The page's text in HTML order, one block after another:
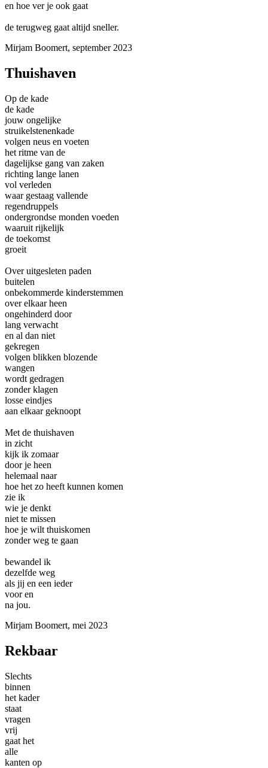
en hoe ver je ook gaat
de terugweg gaat altijd sneller.
Mirjam Boomert, september 2023
Thuishaven
Op de kade
de kade
jouw ongelijke
struikelstenenkade
volgen neus en voeten
het ritme van de
dagelijkse gang van zaken
richting lange lanen
vol verleden
waar gestaag vallende
regendruppels
ondergrondse monden voeden
waaruit rijkelijk
de toekomst
groeit
Over uitgesleten paden
buitelen
onbekommerde kinderstemmen
over elkaar heen
ongehinderd door
lang verwacht
en al dan niet
gekregen
volgen blikken blozende
wangen
wordt gedragen
zonder klagen
losse eindjes
aan elkaar geknoopt
Met de thuishaven
in zicht
kijk ik zomaar
door je heen
helemaal naar
hoe het zo heeft kunnen komen
zie ik
wie je denkt
niet te missen
hoe je wilt thuiskomen
zonder weg te gaan
bewandel ik
dezelfde weg
als jij en een ieder
voor en
na jou.
Mirjam Boomert, mei 2023
Rekbaar
Slechts
binnen
het kader
staat
vragen
vrij
gaat het
alle
kanten op